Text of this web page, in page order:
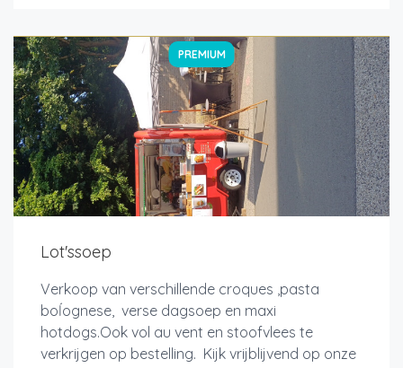
PREMIUM
Lot'ssoep
Verkoop van verschillende croques ,pasta
boĺognese, verse dagsoep en maxi
hotdogs.Ook vol au vent en stoofvlees te
verkrijgen op bestelling. Kijk vrijblijvend op onze